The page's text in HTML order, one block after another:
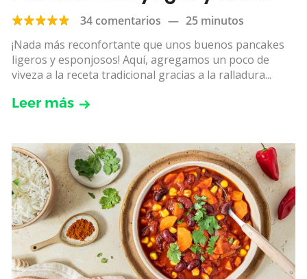
34 comentarios — 25 minutos
¡Nada más reconfortante que unos buenos pancakes
ligeros y esponjosos! Aquí, agregamos un poco de
viveza a la receta tradicional gracias a la ralladura...
Leer más